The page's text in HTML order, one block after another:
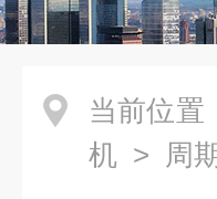
当前位置
机 > 周